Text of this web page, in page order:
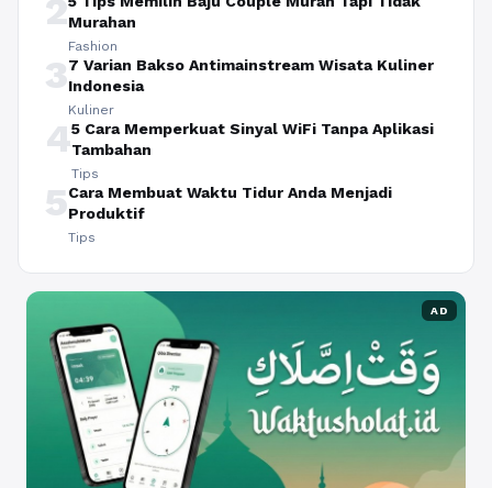
2Murahan
Fashion
37 Varian Bakso Antimainstream Wisata Kuliner
Indonesia
Kuliner
45 Cara Memperkuat Sinyal WiFi Tanpa Aplikasi
Tambahan
Tips
5Cara Membuat Waktu Tidur Anda Menjadi
Produktif
Tips
AD